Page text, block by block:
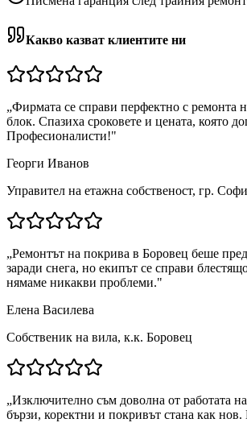
Какво казват клиентите ни
„Фирмата се справи перфектно с ремонта
блок. Спазиха сроковете и цената, която
Професионалисти!"
Георги Иванов
Управител на етажна собственост, гр.
„Ремонтът на покрива в Боровец беше
заради снега, но екипът се справи
нямаме никакви проблеми."
Елена Василева
Собственик на вила, к.к. Боровец
„Изключително съм доволна от работата
бързи, коректни и покривът стана как